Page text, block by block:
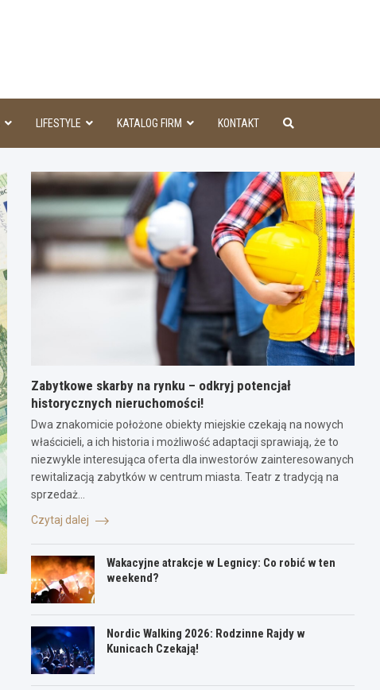
LIFESTYLE KATALOG FIRM KONTAKT
Zabytkowe skarby na rynku – odkryj potencjał
historycznych nieruchomości!
Dwa znakomicie położone obiekty miejskie czekają na nowych
właścicieli, a ich historia i możliwość adaptacji sprawiają, że to
niezwykle interesująca oferta dla inwestorów zainteresowanych
rewitalizacją zabytków w centrum miasta. Teatr z tradycją na
sprzedaż…
Czytaj dalej
Wakacyjne atrakcje w Legnicy: Co robić w ten
weekend?
Nordic Walking 2026: Rodzinne Rajdy w
Kunicach Czekają!